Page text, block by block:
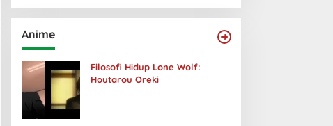
Anime
Filosofi Hidup Lone Wolf:
Houtarou Oreki